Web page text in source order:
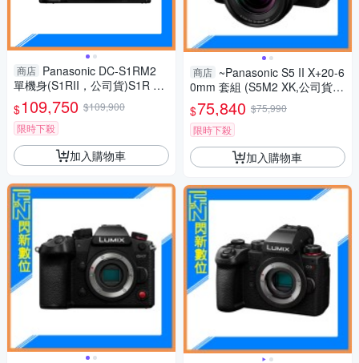
商店 Panasonic DC-S1RM2
單機身(S1RII，公司貨)S1R Ma
rk II S1R2
$109,750 $109,900
限時下殺
加入購物車
商店 ~Panasonic S5 II X+20-6
0mm 套組 (S5M2 XK,公司貨)
S5IIXK
$75,840 $75,990
限時下殺
加入購物車